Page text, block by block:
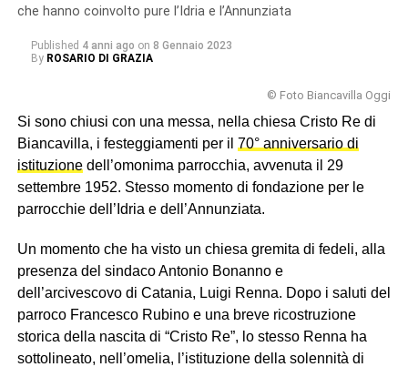
che hanno coinvolto pure l’Idria e l’Annunziata
Published 4 anni ago on 8 Gennaio 2023
By ROSARIO DI GRAZIA
© Foto Biancavilla Oggi
Si sono chiusi con una messa, nella chiesa Cristo Re di
Biancavilla, i festeggiamenti per il 70° anniversario di
istituzionedell’omonima parrocchia, avvenuta il 29
settembre 1952. Stesso momento di fondazione per le
parrocchie dell’Idria e dell’Annunziata.
Un momento che ha visto un chiesa gremita di fedeli, alla
presenza del sindaco Antonio Bonanno e
dell’arcivescovo di Catania, Luigi Renna. Dopo i saluti del
parroco Francesco Rubino e una breve ricostruzione
storica della nascita di “Cristo Re”, lo stesso Renna ha
sottolineato, nell’omelia, l’istituzione della solennità di